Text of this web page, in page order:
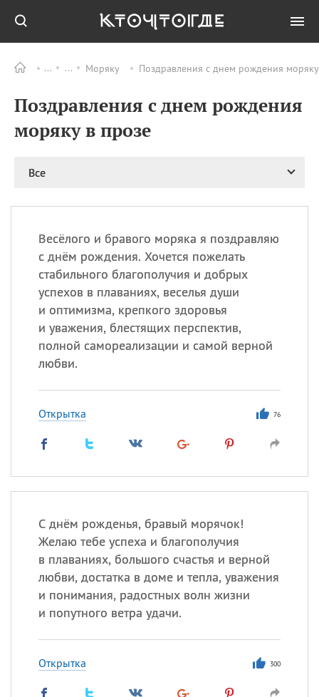
Моряку Поздравления с днем рождения
Поздравления с днем рождения
моряку в прозе
Все
Весёлого и бравого моряка я поздравляю
с днём рождения. Хочется пожелать
стабильного благополучия и добрых
успехов в плаваниях, веселья души
и оптимизма, крепкого здоровья
и уважения, блестящих перспектив,
полной самореализации и самой верной
любви.
Открытка 76
С днём рожденья, бравый морячок!
Желаю тебе успеха и благополучия
в плаваниях, большого счастья и верной
любви, достатка в доме и тепла, уважения
и понимания, радостных волн жизни
и попутного ветра удачи.
Открытка 300
ПРАЗДНИКИ Все
09.08 День памяти жертв
атомной
день
рисового пудинга
09.08 День Дымняшки
(Smokey Bear Day)
Сегодня празднуют именины
Сергей, Теодор,Федор
и